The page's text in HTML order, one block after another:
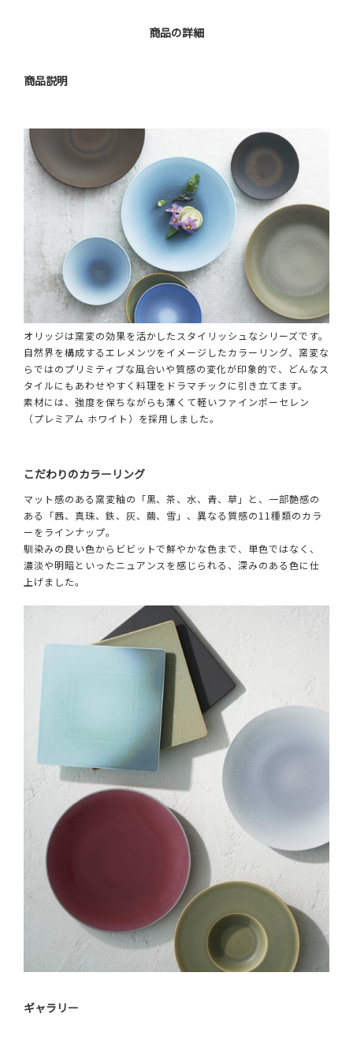
商品の詳細
商品説明
オリッジは窯変の効果を活かしたスタイリッシュなシリーズです。
自然界を構成するエレメンツをイメージしたカラーリング、窯変な
らではのプリミティブな風合いや質感の変化が印象的で、どんなス
タイルにもあわせやすく料理をドラマチックに引き立てます。
素材には、強度を保ちながらも薄くて軽いファインポーセレン
（プレミアム ホワイト）を採用しました。
こだわりのカラーリング
マット感のある窯変釉の「黒、茶、水、青、草」と、一部艶感の
ある「茜、真珠、鉄、灰、繭、雪」、異なる質感の11種類のカラ
ーをラインナップ。
馴染みの良い色からビビットで鮮やかな色まで、単色ではなく、
濃淡や明暗といったニュアンスを感じられる、深みのある色に仕
上げました。
ギャラリー